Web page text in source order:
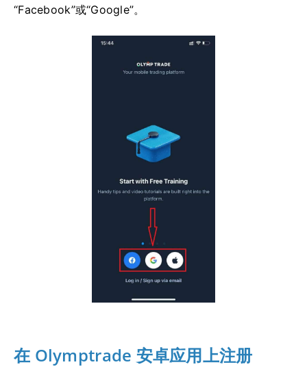
“Facebook”或“Google”。
在 Olymptrade 安卓应用上注册